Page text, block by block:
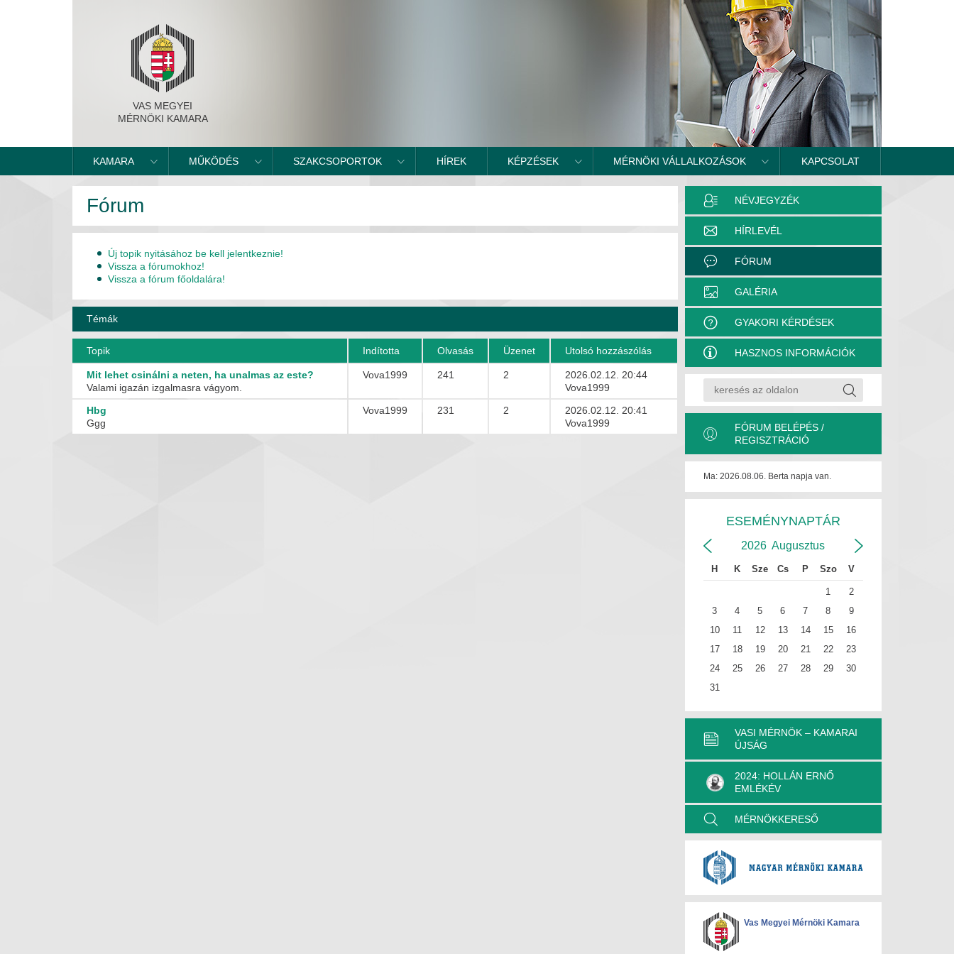
VAS MEGYEI
MÉRNÖKI KAMARA
KAMARA MŰKÖDÉS SZAKCSOPORTOK HÍREK KÉPZÉSEK MÉRNÖKI VÁLLALKOZÁSOK KAPCSOLAT
Fórum
Új topik nyitásához be kell jelentkeznie!
Vissza a fórumokhoz!
Vissza a fórum főoldalára!
Témák
Topik Indította Olvasás Üzenet Utolsó hozzászólás
Mit lehet csinálni a neten, ha unalmas az este?
Valami igazán izgalmasra vágyom.
Vova1999 241 2
2026.02.12. 20:44
Vova1999
Hbg
Ggg
Vova1999 231 2
2026.02.12. 20:41
Vova1999
NÉVJEGYZÉK
HÍRLEVÉL
FÓRUM
GALÉRIA
GYAKORI KÉRDÉSEK
HASZNOS INFORMÁCIÓK
FÓRUM BELÉPÉS /
REGISZTRÁCIÓ
Ma: 2026.08.06. Berta napja van.
ESEMÉNYNAPTÁR
2026 Augusztus
H K Sze Cs P Szo V
1
2
3
4 5 6 7 8
9
10
11 12 13 14 15
16
17
18 19 20 21 22
23
24
25 26 27 28 29
30
31
VASI MÉRNÖK – KAMARAI
ÚJSÁG
2024: HOLLÁN ERNŐ
EMLÉKÉV
MÉRNÖKKERESŐ
Vas Megyei Mérnöki Kamara